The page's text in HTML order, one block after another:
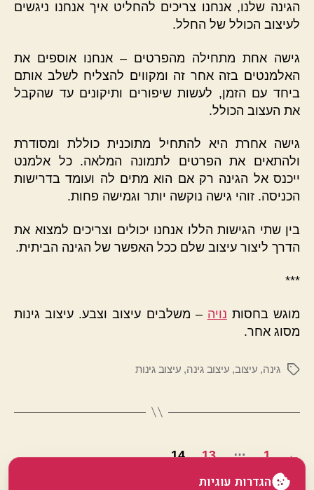
הגינה שלנו, אנחנו צריכים להחליט איך אנחנו ניגשים
לעיצוב הכולל של החלל.
גישה אחת מתחילה מהפרטים – אנחנו אוספים את
האלמנטים בזה אחר זה ומקווים להצליח לשלב אותם
ביחד עם הזמן, לעשות שיפורים ותיקונים עד שהקבל
את העצוב הכולל.
גישה אחרת היא להתחיל מתוכנית כוללת ומסודרת
ולהתאים את הפרטים לתמונה המלאה. כל אלמנט
ייכנס אל הגינה רק אם הוא מתים לה ועומד בדרישות
הכניסה. זוהי גישה נוקשה יותר וגמישה פחות.
בין שתי הגישות הללו אנחנו יכולים וצריכים למצוא את
הדרך ליצור עיצוב שלם ככל האפשר של הגינה הביתית.
***
מוגש בחסות נויה – משלבים עיצוב וצבע. עיצוב גינות
מסוג אחר.
תגיותגינה, עיצוב, עיצוב גינה, עיצוב גינות
Posts
pagination
←
1
…
13
14
הגדרות עוגיות